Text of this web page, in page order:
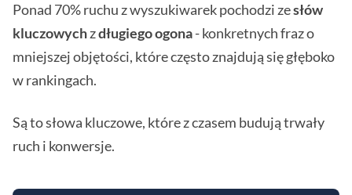
Ponad 70% ruchu z wyszukiwarek pochodzi zesłów
kluczowychzdługiego ogona- konkretnych fraz o
mniejszej objętości, które często znajdują się głęboko
w rankingach.
Są to słowa kluczowe, które z czasem budują trwały
ruch i konwersje.